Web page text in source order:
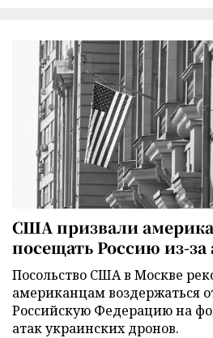
США призвали
посещать Россию из-за
Посольство США в Москве
американцам воздержаться
Российскую Федерацию на
атак украинских дронов.